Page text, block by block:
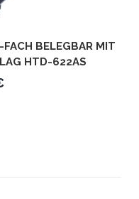
BELEGBAR MIT
HTD-622AS